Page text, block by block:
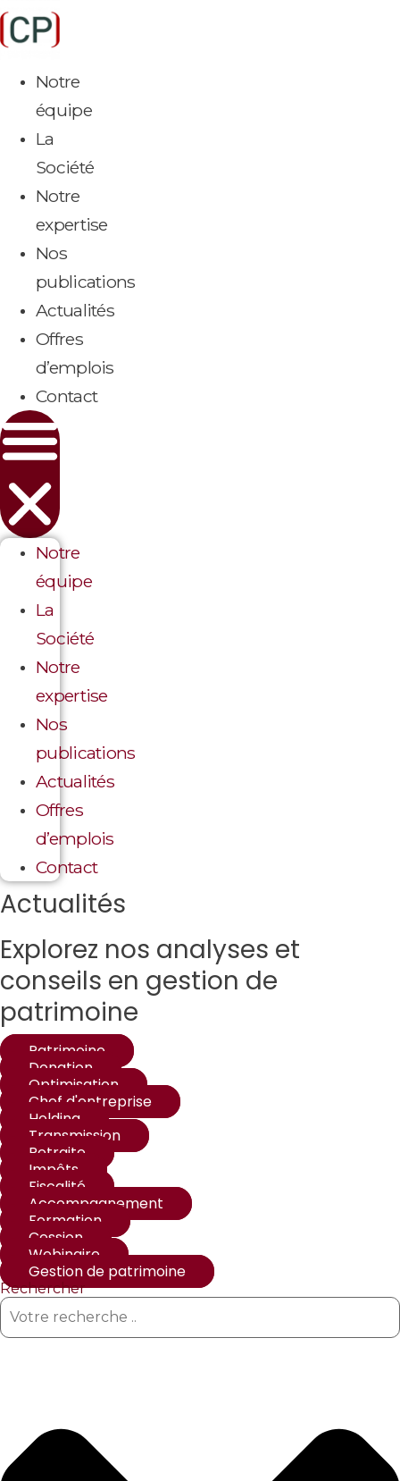
Aller
au
Notre
équipe
La
Société
Notre
expertise
Nos
publications
Actualités
Offres
d’emplois
Contact
Notre
équipe
La
Société
Notre
expertise
Nos
publications
Actualités
Offres
d’emplois
Contact
Actualités
Explorez nos analyses et
conseils en gestion de
patrimoine
Patrimoine
Donation
Optimisation
Chef d'entreprise
Holding
Transmission
Retraite
Impôts
Fiscalité
Accompagnement
Formation
Cession
Webinaire
Gestion de patrimoine
Rechercher